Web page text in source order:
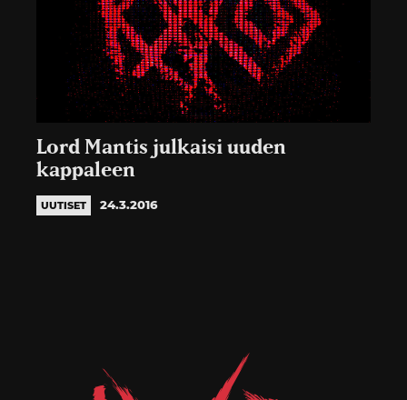
Lord Mantis julkaisi uuden
kappaleen
UUTISET 24.3.2016